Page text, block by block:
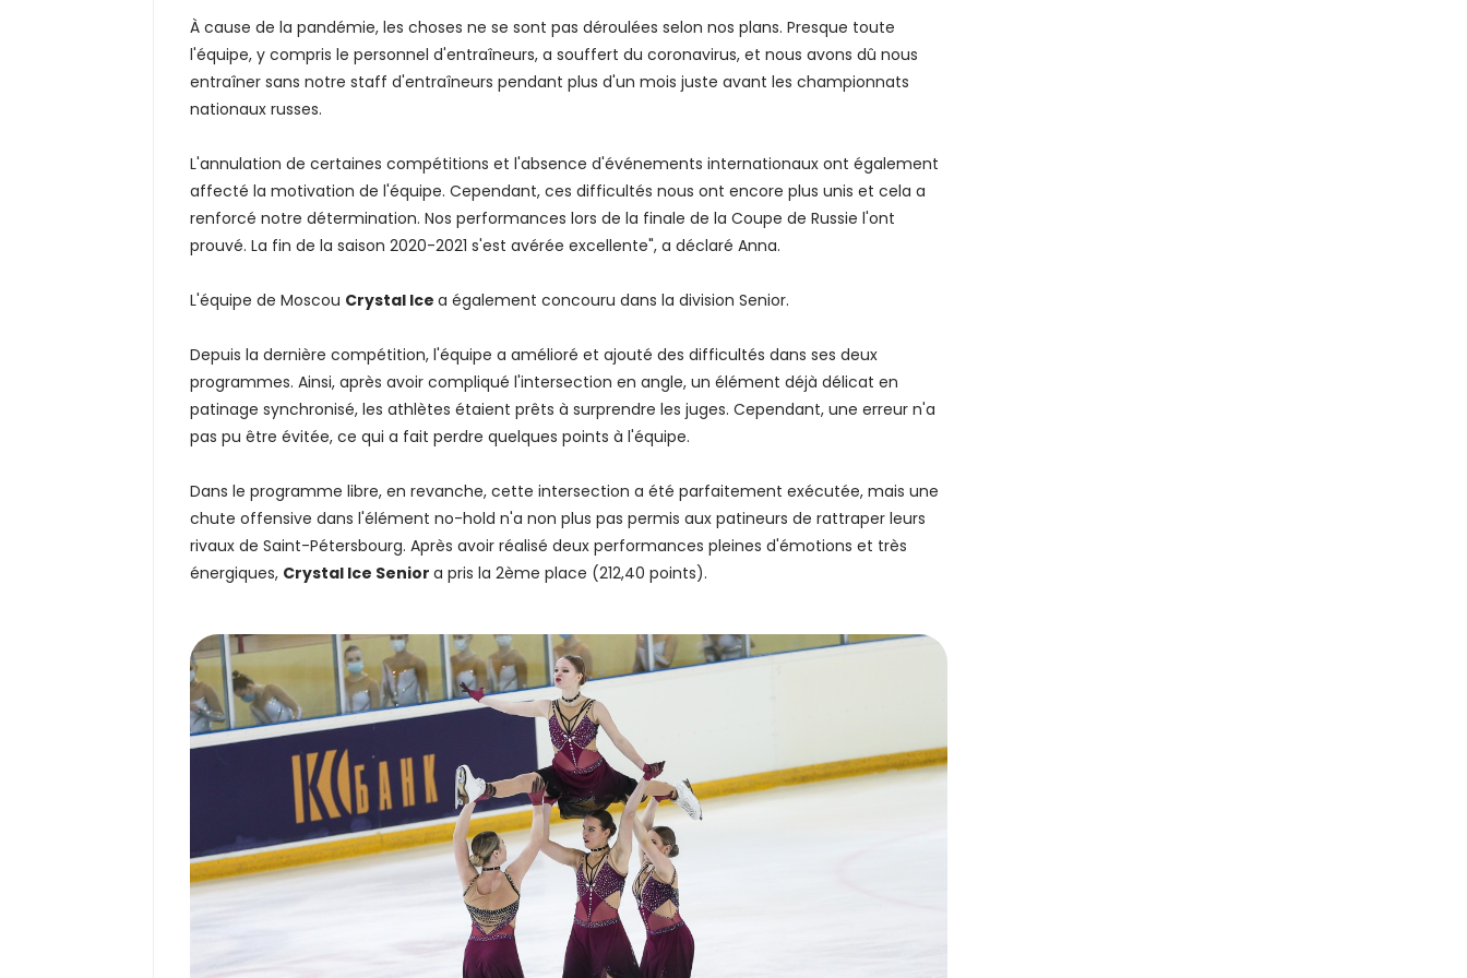
À cause de la pandémie, les choses ne se sont pas déroulées selon nos plans. Presque toute
l'équipe, y compris le personnel d'entraîneurs, a souffert du coronavirus, et nous avons dû nous
entraîner sans notre staff d'entraîneurs pendant plus d'un mois juste avant les championnats
nationaux russes.
L'annulation de certaines compétitions et l'absence d'événements internationaux ont également
affecté la motivation de l'équipe. Cependant, ces difficultés nous ont encore plus unis et cela a
renforcé notre détermination. Nos performances lors de la finale de la Coupe de Russie l'ont
prouvé. La fin de la saison 2020-2021 s'est avérée excellente", a déclaré Anna.
L'équipe de Moscou Crystal Ice a également concouru dans la division Senior.
Depuis la dernière compétition, l'équipe a amélioré et ajouté des difficultés dans ses deux
programmes. Ainsi, après avoir compliqué l'intersection en angle, un élément déjà délicat en
patinage synchronisé, les athlètes étaient prêts à surprendre les juges. Cependant, une erreur n'a
pas pu être évitée, ce qui a fait perdre quelques points à l'équipe.
Dans le programme libre, en revanche, cette intersection a été parfaitement exécutée, mais une
chute offensive dans l'élément no-hold n'a non plus pas permis aux patineurs de rattraper leurs
rivaux de Saint-Pétersbourg. Après avoir réalisé deux performances pleines d'émotions et très
énergiques, Crystal Ice Senior a pris la 2ème place (212,40 points).